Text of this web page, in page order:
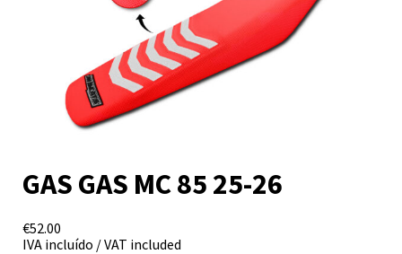
GAS GAS MC 85 25-26
€52.00
IVA incluído / VAT included